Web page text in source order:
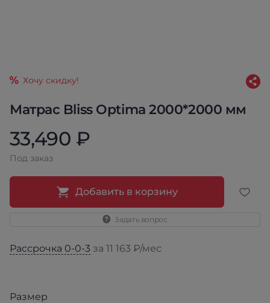
Матрас Bliss Optima 2000*2000 мм
Хочу скидку!
33,490 ₽
Под заказ
Добавить в корзину
Задать вопрос
Рассрочка 0-0-3 за 11 163 ₽/мес
Размер